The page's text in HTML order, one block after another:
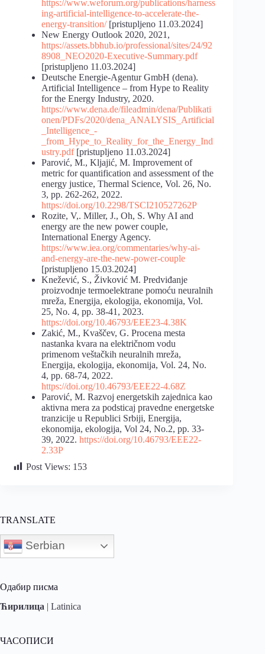
https://www.weforum.org/publications/harness
ing-artificial-intelligence-to-accelerate-the-
energy-transition/[pristupljeno 11.03.2024]
New Energy Outlook 2020, 2021,
https://assets.bbhub.io/professional/sites/24/92
8908_NEO2020-Executive-Summary.pdf
[pristupljeno 11.03.2024]
Deutsche Energie-Agentur GmbH (dena).
Artificial Intelligence – from Hype to Reality
for the Energy Industry, 2020.
https://www.dena.de/fileadmin/dena/Publikati
onen/PDFs/2020/dena_ANALYSIS_Artificial
_Intelligence_-
_from_Hype_to_Reality_for_the_Energy_Ind
ustry.pdf[pristupljeno 11.03.2024]
Parović, M., Kljajić, M. Improvement of
metric for quantification and assessment of the
energy justice, Thermal Science, Vol. 26, No.
3, pp. 262-262, 2022.
https://doi.org/10.2298/TSCI210527262P
Rozite, V,. Miller, J., Oh, S. Why AI and
energy are the new power couple,
International Energy Agency.
https://www.iea.org/commentaries/why-ai-
and-energy-are-the-new-power-couple
[pristupljeno 15.03.2024]
Knežević, S., Živković M. Predviđanje
proizvodnje termoelektrane pomoću neuralnih
mreža, Energija, ekologija, ekonomija, Vol.
25, No. 4, pp. 38-41, 2023.
https://doi.org/10.46793/EEE23-4.38K
Zakić, M., Kvaščev, G. Procena mesta
nastanka kvara na električnom vodu
primenom veštačkih neuralnih mreža,
Energija, ekologija, ekonomija, Vol. 24, No.
4, pp. 68-74, 2022.
https://doi.org/10.46793/EEE22-4.68Z
Parović, M. Razvoj energetskih zajednica kao
aktivna mera za podsticaj pravedne energetske
tranzicije u Republici Srbiji, Energija,
ekonomija, ekologija, Vol 24, No.2, pp. 33-
39, 2022. https://doi.org/10.46793/EEE22-
2.33P
Post Views: 153
TRANSLATE
Serbian
Одабир писма
Ћирилица | Latinica
ЧАСОПИСИ